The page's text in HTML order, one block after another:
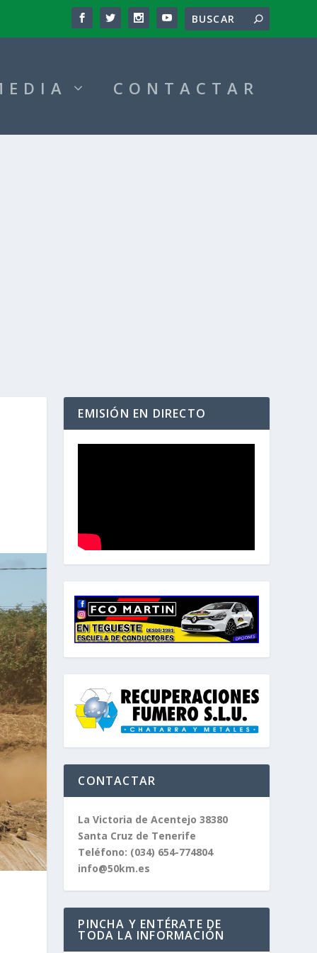
CONTACTAR
EMISIÓN EN DIRECTO
CONTACTAR
La Victoria de Acentejo 38380
Santa Cruz de Tenerife
Teléfono: (034) 654-774804
info@50km.es
PINCHA Y ENTÉRATE DE
TODA LA INFORMACIÓN